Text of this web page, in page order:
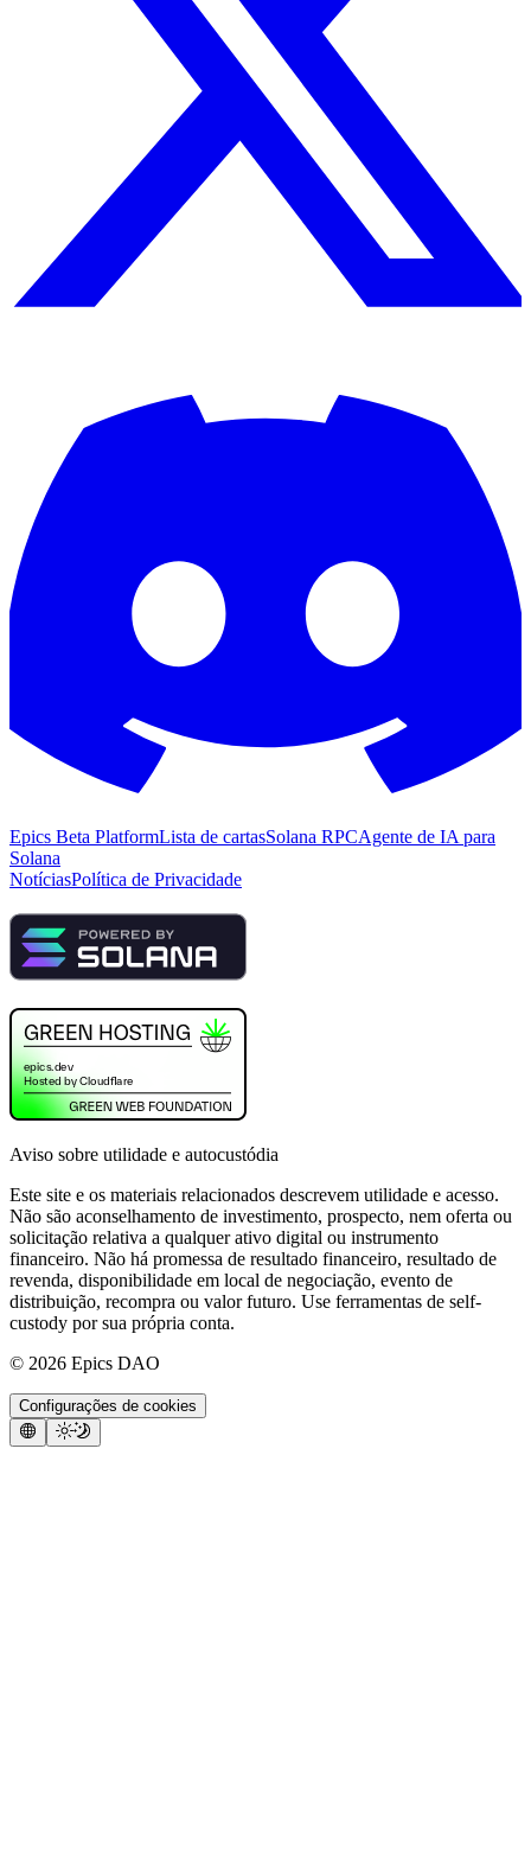
Epics Beta PlatformLista de cartasSolana RPCAgente de IA para
Solana
NotíciasPolítica de Privacidade
Aviso sobre utilidade e autocustódia
Este site e os materiais relacionados descrevem utilidade e acesso.
Não são aconselhamento de investimento, prospecto, nem oferta ou
solicitação relativa a qualquer ativo digital ou instrumento
financeiro. Não há promessa de resultado financeiro, resultado de
revenda, disponibilidade em local de negociação, evento de
distribuição, recompra ou valor futuro. Use ferramentas de self-
custody por sua própria conta.
© 2026 Epics DAO
Configurações de cookies